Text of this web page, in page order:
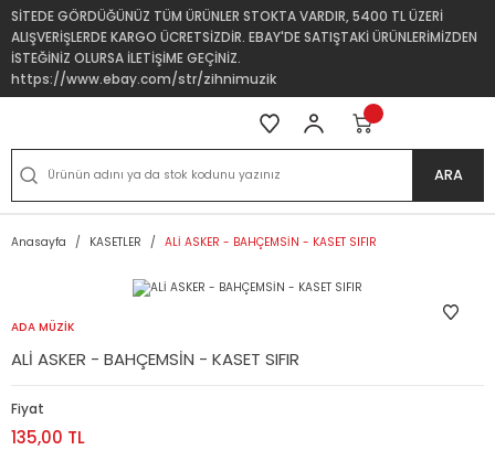
SİTEDE GÖRDÜĞÜNÜZ TÜM ÜRÜNLER STOKTA VARDIR, 5400 TL ÜZERİ
ALIŞVERİŞLERDE KARGO ÜCRETSİZDİR. EBAY'DE SATIŞTAKİ ÜRÜNLERİMİZDEN
İSTEĞİNİZ OLURSA İLETİŞİME GEÇİNİZ.
https://www.ebay.com/str/zihnimuzik
ARA
Anasayfa KASETLER ALİ ASKER - BAHÇEMSİN - KASET SIFIR
ADA MÜZİK
ALİ ASKER - BAHÇEMSİN - KASET SIFIR
Fiyat
135,00 TL